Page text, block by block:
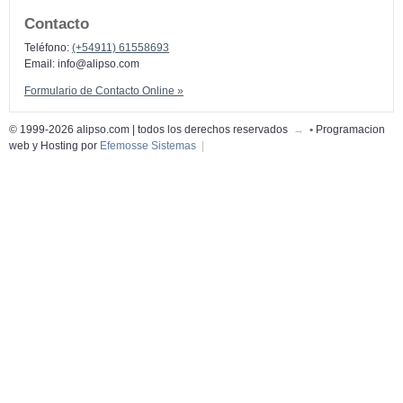
Contacto
Teléfono: (+54911) 61558693
Email: info@alipso.com
Formulario de Contacto Online »
© 1999-2026 alipso.com | todos los derechos reservados → • Programacion
web y Hosting por Efemosse Sistemas |